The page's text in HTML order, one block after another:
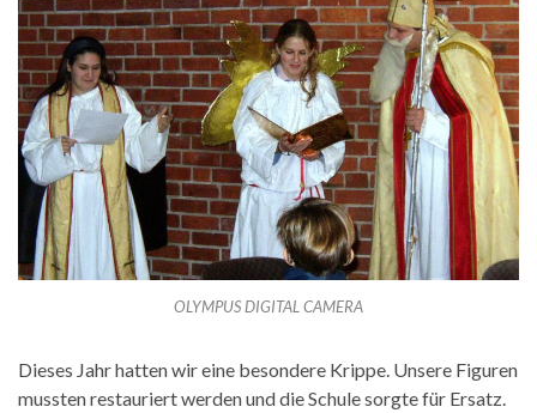
OLYMPUS DIGITAL CAMERA
Dieses Jahr hatten wir eine besondere Krippe. Unsere Figuren
mussten restauriert werden und die Schule sorgte für Ersatz.